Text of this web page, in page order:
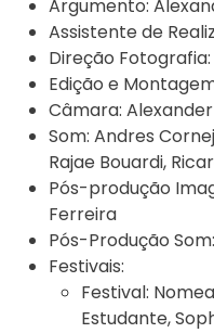
Argumento:
Assistente de
Direção Fotografia:
Edição e
Câmara:
Som: Andres
Rajae Bouardi,
Pós-produção
Ferreira
Pós-Produção Som:
Festivais:
Festival:
Estudante,